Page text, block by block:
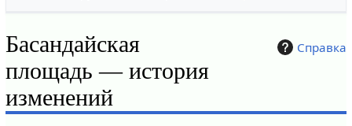
Справка
Басандайская
площадь — история
изменений